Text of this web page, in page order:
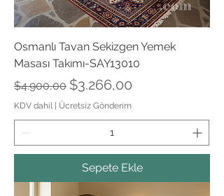
Osmanlı Tavan Sekizgen Yemek
Masası Takımı-SAY13010
Normal Fiyat
$4.900,00 İndirimli Fiyat
$3.266,00
KDV dahil | Ücretsiz Gönderim
Sepete Ekle